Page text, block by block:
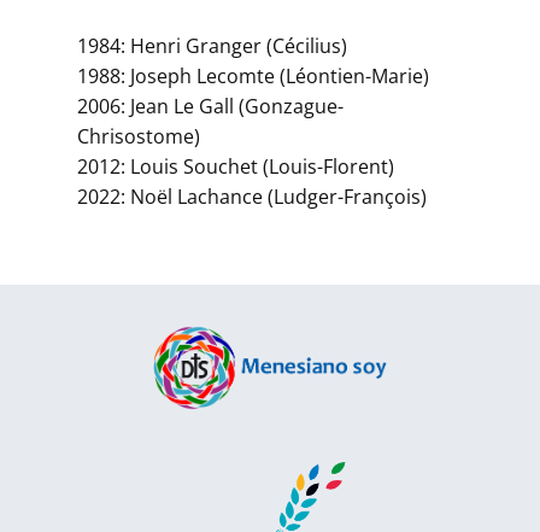
1984: Henri Granger (Cécilius)
1988: Joseph Lecomte (Léontien-Marie)
2006: Jean Le Gall (Gonzague-
Chrisostome)
2012: Louis Souchet (Louis-Florent)
2022: Noël Lachance (Ludger-François)